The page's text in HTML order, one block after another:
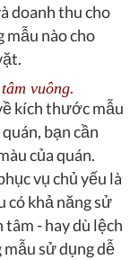
doanh thu cho
mẫu nào cho
vuông.
kích thước mẫu
bạn cần
của quán.
vụ chủ yếu là
có khả năng sử
- hay dù lệch
sử dụng dễ